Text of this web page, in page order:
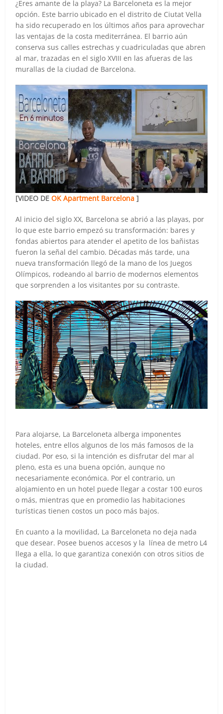
¿Eres amante de la playa? La Barceloneta es la mejor
opción. Este barrio ubicado en el distrito de Ciutat Vella
ha sido recuperado en los últimos años para aprovechar
las ventajas de la costa mediterránea. El barrio aún
conserva sus calles estrechas y cuadriculadas que abren
al mar, trazadas en el siglo XVIII en las afueras de las
murallas de la ciudad de Barcelona.
[VIDEO DEOK Apartment Barcelona ]
Al inicio del siglo XX, Barcelona se abrió a las playas, por
lo que este barrio empezó su transformación: bares y
fondas abiertos para atender el apetito de los bañistas
fueron la señal del cambio. Décadas más tarde, una
nueva transformación llegó de la mano de los Juegos
Olímpicos, rodeando al barrio de modernos elementos
que sorprenden a los visitantes por su contraste.
Para alojarse, La Barceloneta alberga imponentes
hoteles, entre ellos algunos de los más famosos de la
ciudad. Por eso, si la intención es disfrutar del mar al
pleno, esta es una buena opción, aunque no
necesariamente económica. Por el contrario, un
alojamiento en un hotel puede llegar a costar 100 euros
o más, mientras que en promedio las habitaciones
turísticas tienen costos un poco más bajos.
En cuanto a la movilidad, La Barceloneta no deja nada
que desear. Posee buenos accesos y la línea de metro L4
llega a ella, lo que garantiza conexión con otros sitios de
la ciudad.